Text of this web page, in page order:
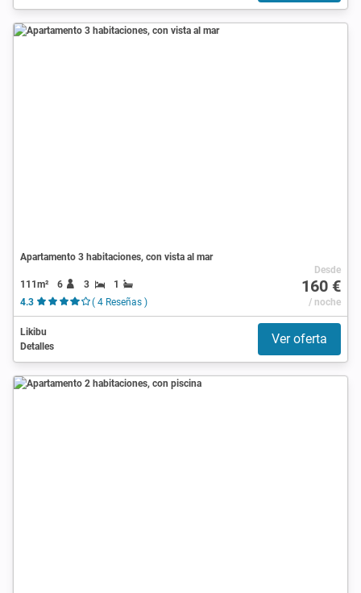
Apartamento 3 habitaciones, con vista al mar
111m² 6 3
1
4.3
( 4 Reseñas )
Desde
160 €
/ noche
Likibu
Detalles
Ver oferta